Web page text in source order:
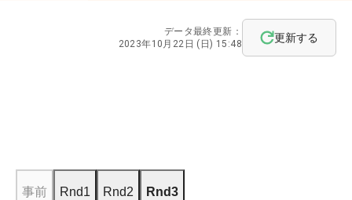
データ最終更新：
2023年10月22日 (日) 15:48
更新する
事前 Rnd1 Rnd2 Rnd3